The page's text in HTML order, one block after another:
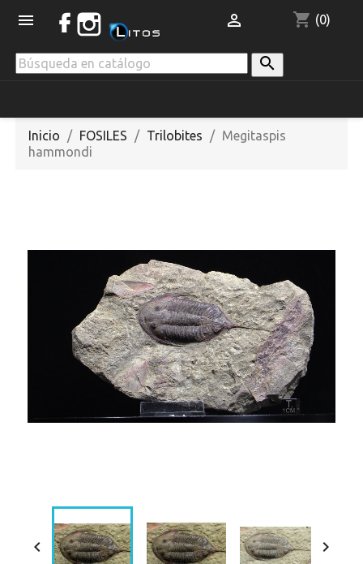
 shopping_cart (0)


Inicio FOSILES Trilobites
Megitaspis
hammondi
 